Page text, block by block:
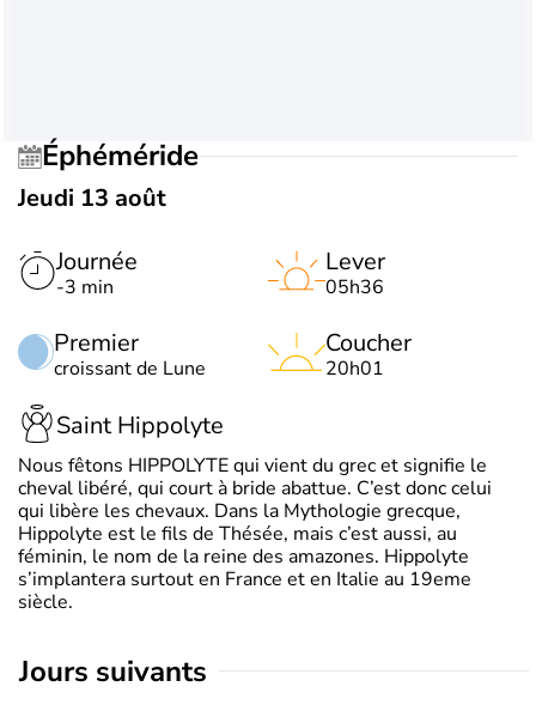
Éphéméride
Jeudi 13 août
Journée
-3 min
Premier
croissant de Lune
Lever
05h36
Coucher
20h01
Saint Hippolyte
Nous fêtons HIPPOLYTE qui vient du grec et signifie le
cheval libéré, qui court à bride abattue. C’est donc celui
qui libère les chevaux. Dans la Mythologie grecque,
Hippolyte est le fils de Thésée, mais c’est aussi, au
féminin, le nom de la reine des amazones. Hippolyte
s’implantera surtout en France et en Italie au 19eme
siècle.
jours suivants